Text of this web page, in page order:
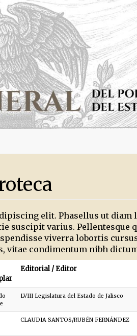
elit. Phasellus ut
suscipit varius. Pellentesque
viverra lobortis
vitae condimentum nibh
Editorial / Editor
LVIII Legislatura del Estado de Jalisco
CLAUDIA SANTOS/RUBÉN FERNÁNDEZ